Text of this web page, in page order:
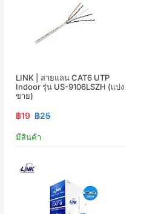
LINK | สายแลน CAT6 UTP
Indoor รุ่น US-9106LSZH (แบ่ง
ขาย)
฿19 ฿25
มีสินค้า